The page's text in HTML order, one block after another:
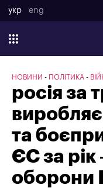
укр eng
НОВИНИ ПОЛІТИКА
росія за
виробляє
та
ЄС за рік
оборони